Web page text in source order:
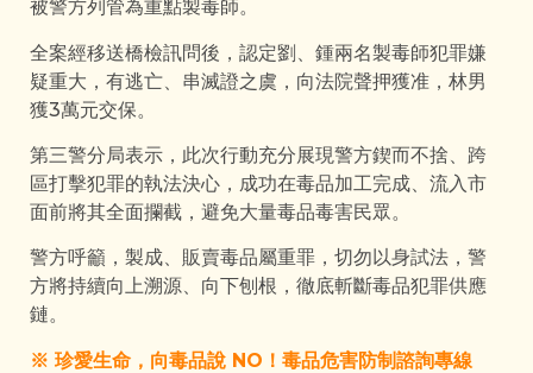
被警方列管為重點製毒師。
全案經移送橋檢訊問後，認定劉、鍾兩名製毒師犯罪嫌
疑重大，有逃亡、串滅證之虞，向法院聲押獲准，林男
獲3萬元交保。
第三警分局表示，此次行動充分展現警方鍥而不捨、跨
區打擊犯罪的執法決心，成功在毒品加工完成、流入市
面前將其全面攔截，避免大量毒品毒害民眾。
警方呼籲，製成、販賣毒品屬重罪，切勿以身試法，警
方將持續向上溯源、向下刨根，徹底斬斷毒品犯罪供應
鏈。
※ 珍愛生命，向毒品說 NO！毒品危害防制諮詢專線